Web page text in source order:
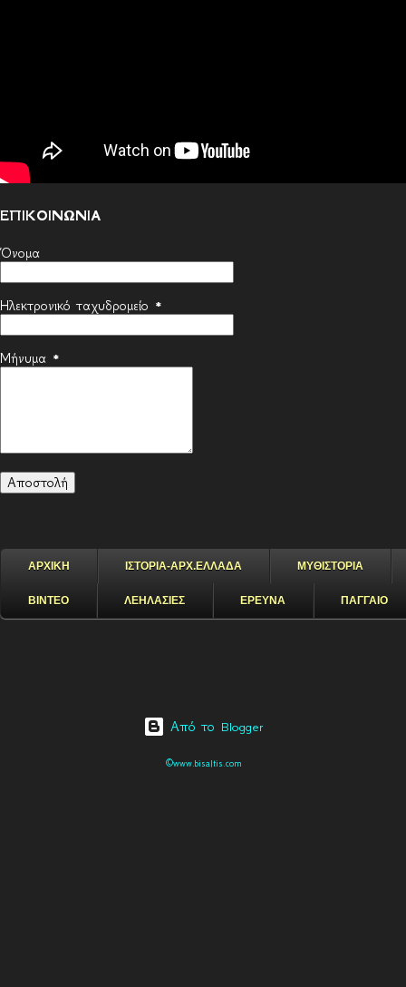
ΕΠΙΚΟΙΝΩΝΙΑ
Όνομα
Ηλεκτρονικό ταχυδρομείο *
Μήνυμα *
ΑΡΧΙΚΗ ΙΣΤΟΡΙΑ-ΑΡΧ.ΕΛΛΑΔΑ ΜΥΘΙΣΤΟΡΙΑ
ΒΙΝΤΕΟ ΛΕΗΛΑΣΙΕΣ ΕΡΕΥΝΑ ΠΑΓΓΑΙΟ
Από το Blogger
©www.bisaltis.com